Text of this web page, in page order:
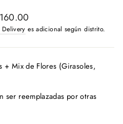
es adicional según distrito.
+ Mix de Flores (Girasoles,
ser reemplazadas por otras